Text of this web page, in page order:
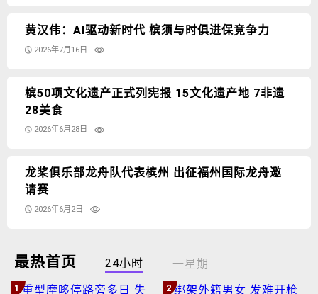
黄汉伟：AI驱动新时代 槟须与时俱进保竞争力
2026年7月16日
槟50项文化遗产正式列宪报 15文化遗产地 7非遗
28美食
2026年6月28日
龙桨俱乐部龙舟队代表槟州 出征福州国际龙舟邀
请赛
2026年6月2日
最热首页 24小时 一星期
1 2